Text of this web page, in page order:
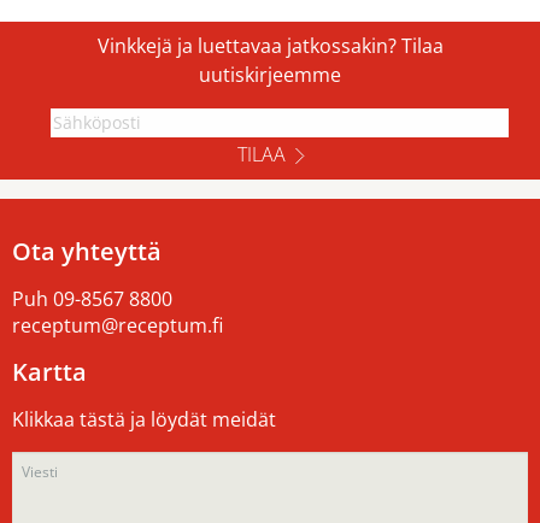
Vinkkejä ja luettavaa jatkossakin? Tilaa
uutiskirjeemme
TILAA
Ota yhteyttä
Puh 09-8567 8800
receptum@receptum.fi
Kartta
Klikkaa tästä ja löydät meidät